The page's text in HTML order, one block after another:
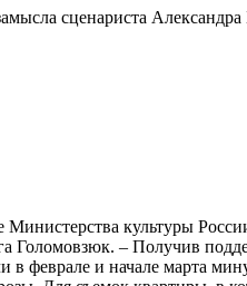
сценариста
культуры
– Получив
феврале и начале марта